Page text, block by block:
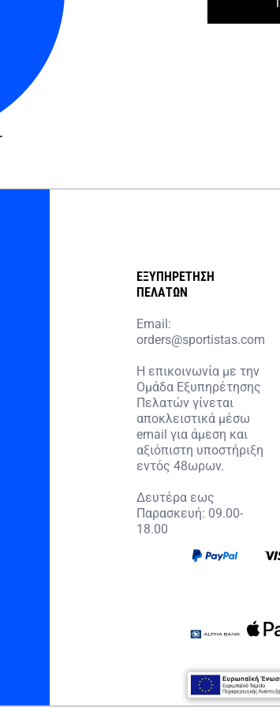
ΕΞΥΠΗΡΕΤΗΣΗ
ΠΕΛΑΤΩΝ
Email:
orders@sportistas.com
Η επικοινωνία με την
Ομάδα Εξυπηρέτησης
Πελατών γίνεται
αποκλειστικά μέσω
email για άμεση και
αξιόπιστη υποστήριξη
εντός 48ωρων.
Δευτέρα εως
Παρασκευή: 09.00-
18.00